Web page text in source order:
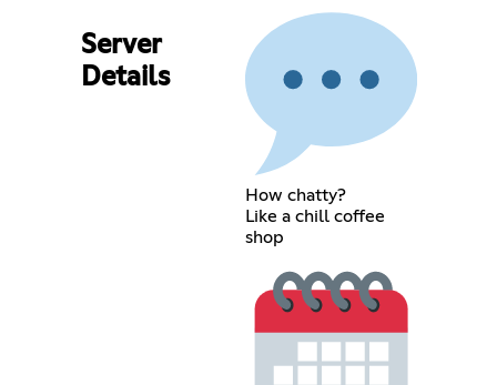
Server
Details
How chatty?
Like a chill coffee
shop